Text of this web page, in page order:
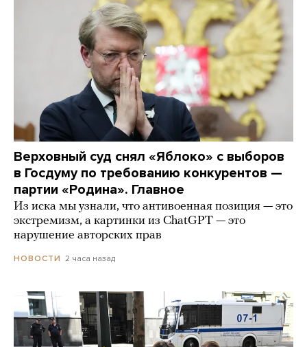
Верховный суд снял «Яблоко» с выборов
в Госдуму по требованию конкурентов —
партии «Родина». Главное
Из иска мы узнали, что антивоенная позиция — это
экстремизм, а картинки из СhatGPT — это
нарушение авторских прав
НОВОСТИ 2 часа назад